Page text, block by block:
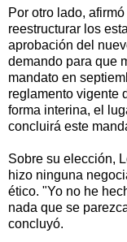
Por otro lado,
reestructurar los
aprobación del
demando para que
mandato en
reglamento vigente
forma interina, el
concluirá este
Sobre su elección,
hizo ninguna
ético. "Yo no he
nada que se
concluyó.